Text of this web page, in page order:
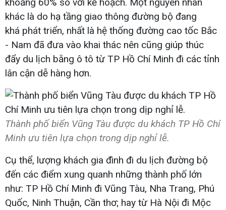
khác là do hạ tầng giao thông đường bộ đang
khá phát triển, nhất là hệ thống đường cao tốc Bắc
- Nam đã đưa vào khai thác nên cũng giúp thúc
đẩy du lịch bằng ô tô từ TP Hồ Chí Minh đi các tỉnh
lân cận dễ hàng hơn.
Thành phố biển Vũng Tàu được du khách TP Hồ Chí
Minh ưu tiên lựa chọn trong dịp nghỉ lễ.
Cụ thể, lượng khách gia đình đi du lịch đường bộ
đến các điểm xung quanh những thành phố lớn
như: TP Hồ Chí Minh đi Vũng Tàu, Nha Trang, Phú
Quốc, Ninh Thuận, Cần thơ; hay từ Hà Nội đi Mộc